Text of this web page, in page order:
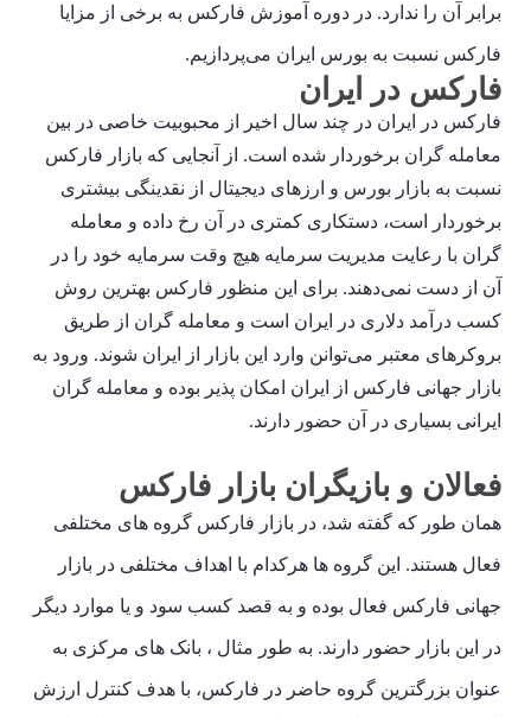
برابر آن را ندارد. در دوره آموزش فارکس به برخی از مزایا
فارکس نسبت به بورس ایران می‌پردازیم.
فارکس در ایران
فارکس در ایران در چند سال اخیر از محبوبیت خاصی در بین
معامله گران برخوردار شده است. از آنجایی که بازار فارکس
نسبت به بازار بورس و ارزهای دیجیتال از نقدینگی بیشتری
برخوردار است، دستکاری کمتری در آن رخ داده و معامله
گران با رعایت مدیریت سرمایه هیچ وقت سرمایه خود را در
آن از دست نمی‌دهند. برای این منظور فارکس بهترین روش
کسب درآمد دلاری در ایران است و معامله گران از طریق
بروکرهای معتبر می‌توانن وارد این بازار از ایران شوند. ورود به
بازار جهانی فارکس از ایران امکان پذیر بوده و معامله گران
ایرانی بسیاری در آن حضور دارند.
فعالان و بازیگران بازار فارکس
همان طور که گفته شد، در بازار فارکس گروه های مختلفی
فعال هستند. این گروه ها هرکدام با اهداف مختلفی در بازار
جهانی فارکس فعال بوده و به قصد کسب سود و یا موارد دیگر
در این بازار حضور دارند. به طور مثال ، بانک های مرکزی به
عنوان بزرگترین گروه حاضر در فارکس، با هدف کنترل ارزش